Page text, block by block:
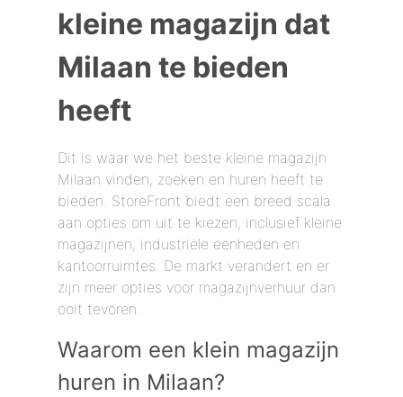
kleine magazijn dat
Milaan te bieden
heeft
Dit is waar we het beste kleine magazijn
Milaan vinden, zoeken en huren heeft te
bieden. StoreFront biedt een breed scala
aan opties om uit te kiezen, inclusief kleine
magazijnen, industriële eenheden en
kantoorruimtes. De markt verandert en er
zijn meer opties voor magazijnverhuur dan
ooit tevoren.
Waarom een ​​klein magazijn
huren in Milaan?